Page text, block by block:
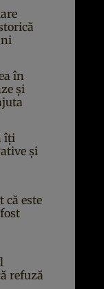
în
și
îți
și
că este
refuză